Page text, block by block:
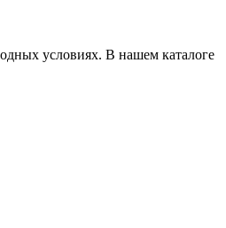
условиях. В нашем каталоге